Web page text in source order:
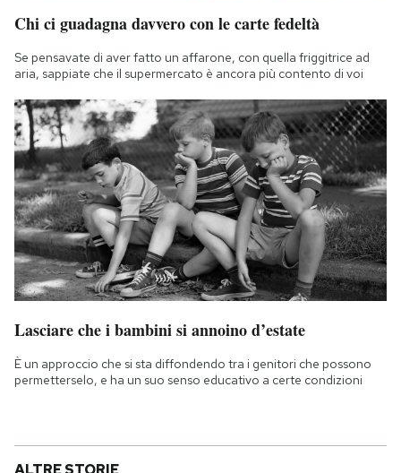
Chi ci guadagna davvero con le carte fedeltà
Se pensavate di aver fatto un affarone, con quella friggitrice ad
aria, sappiate che il supermercato è ancora più contento di voi
Lasciare che i bambini si annoino d’estate
È un approccio che si sta diffondendo tra i genitori che possono
permetterselo, e ha un suo senso educativo a certe condizioni